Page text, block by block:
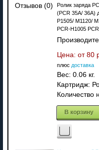
Отзывов (0)
Ролик заряда
(PCR 35A/ 36A)
P1505/ M1120/
PCR-H1005
Цена: от 80
плюс доставка
Вес: 0.06 кг.
Картридж:
Количество
В корзину